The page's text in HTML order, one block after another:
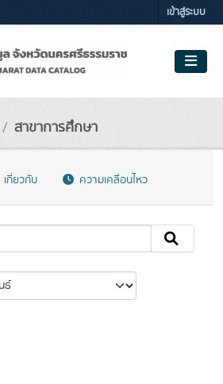
เข้าสู่ระบบ
สาขาการศึกษา
เกี่ยวกับ ความเคลื่อนไหว